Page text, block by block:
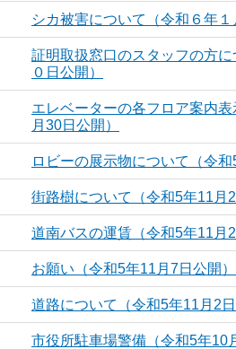
シカ被害について（令和６年１
証明取扱窓口のスタッフの方に
０日公開）
エレベーターの各フロア案内
月30日公開）
ロビーの展示物について（令和
街路樹について（令和5年11月
道南バスの運賃（令和5年11月
お願い（令和5年11月7日公開）
道路について（令和5年11月2日
市役所駐車場警備（令和5年10